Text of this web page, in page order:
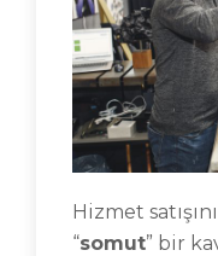
Hizmet
“somut” bir